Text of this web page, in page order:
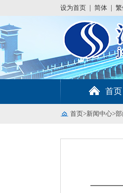
设为首页 简体
首页
首页>新闻中心>